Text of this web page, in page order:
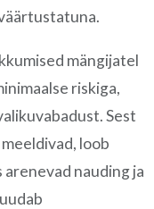
mängijatel
riskiga,
Sest
loob
nauding ja